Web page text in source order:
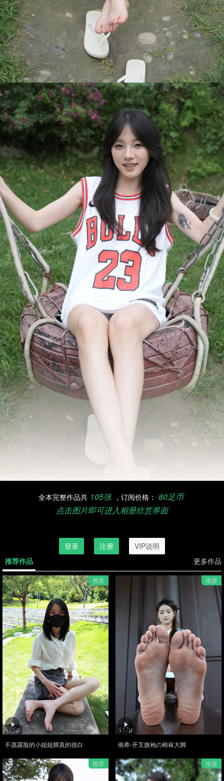
全本完整作品共 105张 ，订阅价格： 80足币
点击图片即可进入相册欣赏界面
登录 注册
VIP说明
更多作品
推荐作品
推荐
185p
不愿露脸的小姐姐脚真的很白
推荐
117p
南希-开叉旗袍の棉袜大脚
推荐 推荐